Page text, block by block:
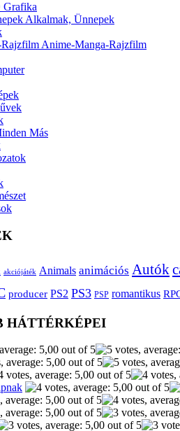
Grafika
Alkalmak, Ünnepek
Anime-Manga-Rajzfilm
Más
akciójáték Animals animációs Autók
producer PS2 PS3 PSP romantikus
HÁTTÉRKÉPEI